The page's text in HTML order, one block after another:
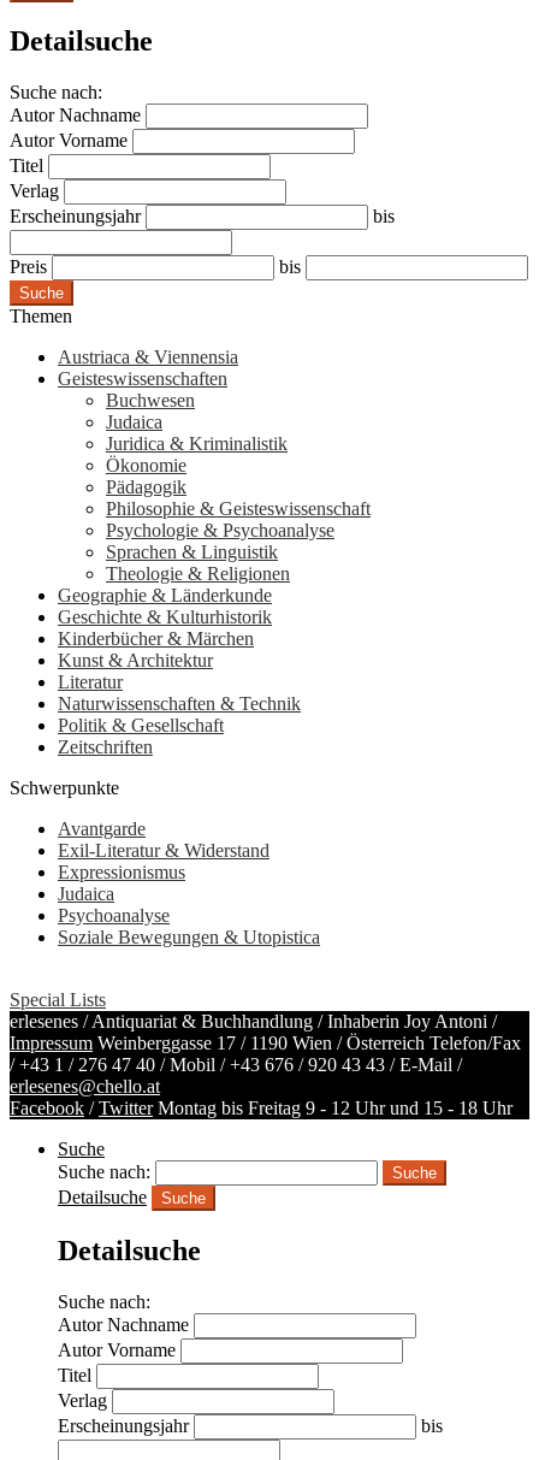
Detailsuche
Suche nach:
Autor Nachname
Autor Vorname
Titel
Verlag
Erscheinungsjahr
bis
Preis bis
Suche
Themen
Austriaca & Viennensia
Geisteswissenschaften
Buchwesen
Judaica
Juridica & Kriminalistik
Ökonomie
Pädagogik
Philosophie & Geisteswissenschaft
Psychologie & Psychoanalyse
Sprachen & Linguistik
Theologie & Religionen
Geographie & Länderkunde
Geschichte & Kulturhistorik
Kinderbücher & Märchen
Kunst & Architektur
Literatur
Naturwissenschaften & Technik
Politik & Gesellschaft
Zeitschriften
Schwerpunkte
Avantgarde
Exil-Literatur & Widerstand
Expressionismus
Judaica
Psychoanalyse
Soziale Bewegungen & Utopistica
Special Lists
erlesenes / Antiquariat & Buchhandlung / Inhaberin Joy Antoni /
Impressum Weinberggasse 17 / 1190 Wien / Österreich Telefon/Fax
/+43 1 / 276 47 40 / Mobil /+43 676 / 920 43 43 / E-Mail /
erlesenes@chello.at
Facebook /Twitter Montag bis Freitag 9 - 12 Uhr und 15 - 18 Uhr
Suche
Suche nach:
Detailsuche
Suche
Detailsuche
Suche nach:
Autor Nachname
Autor Vorname
Titel
Verlag
Erscheinungsjahr
bis